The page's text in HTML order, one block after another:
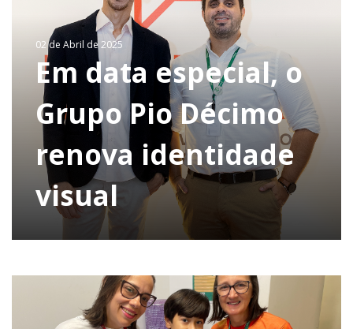
02 de Abril de 2025
Em data especial, o
Grupo Pio Décimo
renova identidade
visual